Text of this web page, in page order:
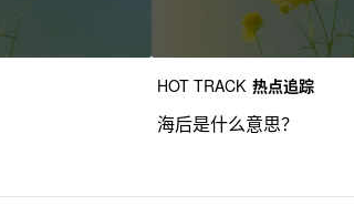
HOT TRACK 热点追踪
海后是什么意思？